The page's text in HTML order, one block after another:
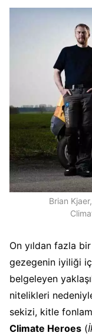
Brian
On yıldan fazla
gezegenin iyiliği
belgeleyen
nitelikleri
sekizi, kitle
Climate Heroes (